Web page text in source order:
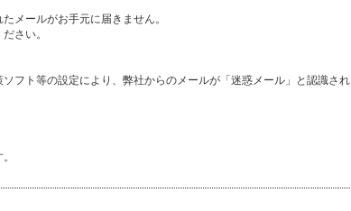
メールがお手元に届きません。
さい。
フト等の設定により、弊社からのメールが「迷惑メール」と認識され